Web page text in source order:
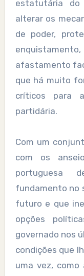
estatutária do
alterar os
de poder,
afastamento
que há muito
críticos para
partidária.
Com um
com os
portuguesa
fundamento no
futuro e que
opções
governado nos
condições que
uma vez,